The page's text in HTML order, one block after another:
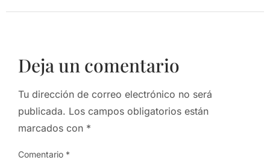
Deja un comentario
Tu dirección de correo electrónico no será
publicada. Los campos obligatorios están
marcados con *
Comentario *